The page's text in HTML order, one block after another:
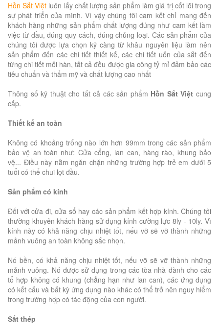
Hồn Sắt Việt luôn lấy chất lượng sản phẩm làm giá trị cốt lõi trong
sự phát triển của mình. Vì vậy chúng tôi cam kết chỉ mang đến
khách hàng những sản phẩm chất lượng đúng như cam kết làm
việc từ đầu, đúng quy cách, đúng chủng loại. Các sản phẩm của
chúng tôi được lựa chọn kỹ càng từ khâu nguyên liệu làm nên
sản phẩm đến các chi tiết thiết kế, các chi tiết uốn của sắt đến
từng chi tiết mối hàn, tất cả đều được gia công tỷ mỉ đảm bảo các
tiêu chuẩn và thẩm mỹ và chất lượng cao nhất
Thông số kỹ thuật cho tất cả các sản phẩm Hồn Sắt Việtcung
cấp.
Thiết kế an toàn
Không có khoảng trống nào lớn hơn 99mm trong các sản phẩm
bảo vệ an toàn như: Cửa cổng, lan can, hàng rào, khung bảo
vệ... Điều này nằm ngăn chặn những trường hợp trẻ em dưới 5
tuổi có thể chui lọt đầu.
Sản phẩm có kính
Đối với cửa đi, cửa sổ hay các sản phẩm kết hợp kính. Chúng tôi
thường khuyên khách hàng sử dụng kính cường lực 8ly - 10ly. Vì
kính này có khả năng chịu nhiệt tốt, nếu vỡ sẽ vỡ thành những
mảnh vuông an toàn không sắc nhọn.
Nó bền, có khả năng chịu nhiệt tốt, nếu vỡ sẽ vỡ thành những
mảnh vuông. Nó được sử dụng trong các tòa nhà dành cho các
tổ hợp không có khung (chẳng hạn như lan can), các ứng dụng
có kết cấu và bất kỳ ứng dụng nào khác có thể trở nên nguy hiểm
trong trường hợp có tác động của con người.
Sắt thép